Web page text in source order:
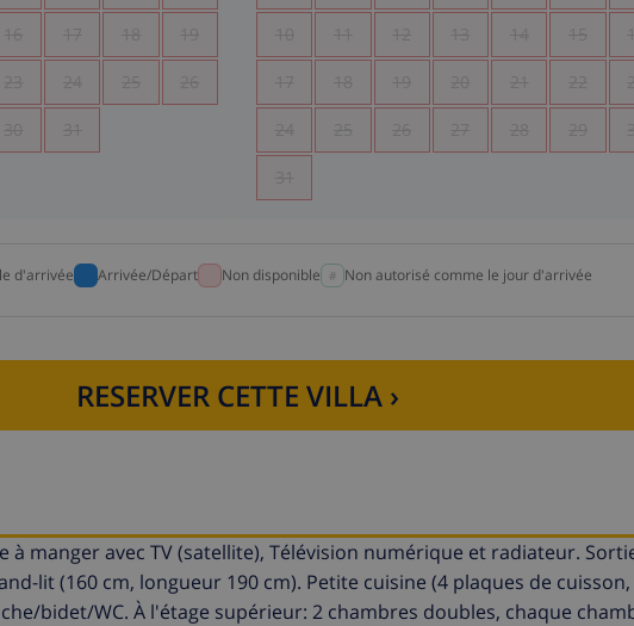
16 17 18 19
23 24 25 26
30 31
10 11 12 13 14 15
17 18 19 20 21 22
24 25 26 27 28 29
31
d'arrivée Arrivée/Départ Non disponible Non autorisé comme le jour d'arrivée
RESERVER CETTE VILLA ›
manger avec TV (satellite), Télévision numérique et radiateur.
lit (160 cm, longueur 190 cm). Petite cuisine (4 plaques de
bidet/WC. À l'étage supérieur: 2 chambres doubles, chaque